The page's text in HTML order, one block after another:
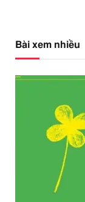
Bài xem nhiều